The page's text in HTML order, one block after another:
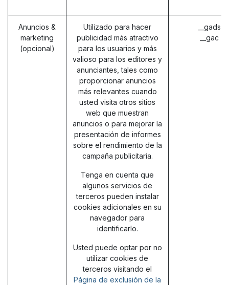
Anuncios &
marketing
(opcional)
Utilizado para hacer
publicidad más atractivo
para los usuarios y más
valioso para los editores y
anunciantes, tales como
proporcionar anuncios
más relevantes cuando
usted visita otros sitios
web que muestran
anuncios o para mejorar la
presentación de informes
sobre el rendimiento de la
campaña publicitaria.
Tenga en cuenta que
algunos servicios de
terceros pueden instalar
cookies adicionales en su
navegador para
identificarlo.
Usted puede optar por no
utilizar cookies de
terceros visitando el
Página de exclusión de la
__gads
__gac